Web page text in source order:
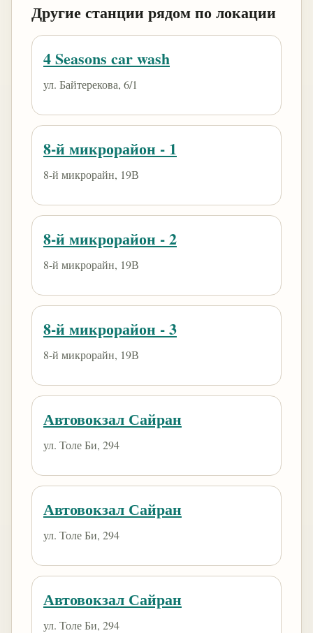
Другие станции рядом по локации
4 Seasons car wash
ул. Байтерекова, 6/1
8-й микрорайон - 1
8-й микрорайн, 19В
8-й микрорайон - 2
8-й микрорайн, 19В
8-й микрорайон - 3
8-й микрорайн, 19В
Автовокзал Сайран
ул. Толе Би, 294
Автовокзал Сайран
ул. Толе Би, 294
Автовокзал Сайран
ул. Толе Би, 294